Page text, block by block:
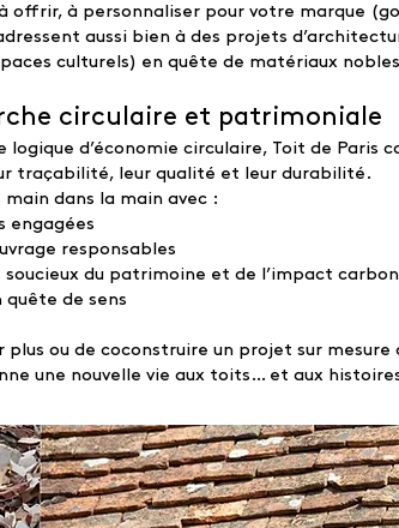
offrir, à personnaliser pour votre marque
aussi bien à des projets
culturels) en quête de matériaux
circulaire et patrimoniale
logique d’économie circulaire, Toit de
traçabilité, leur qualité et leur durabilité.
main dans la main avec :
engagées
responsables
du patrimoine et de l’impact
quête de sens
plus ou de coconstruire un projet sur mesure
une nouvelle vie aux toits… et aux